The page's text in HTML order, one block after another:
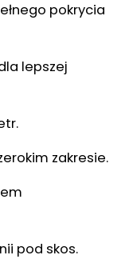
pokrycia
lepszej
zakresie.
pod skos.